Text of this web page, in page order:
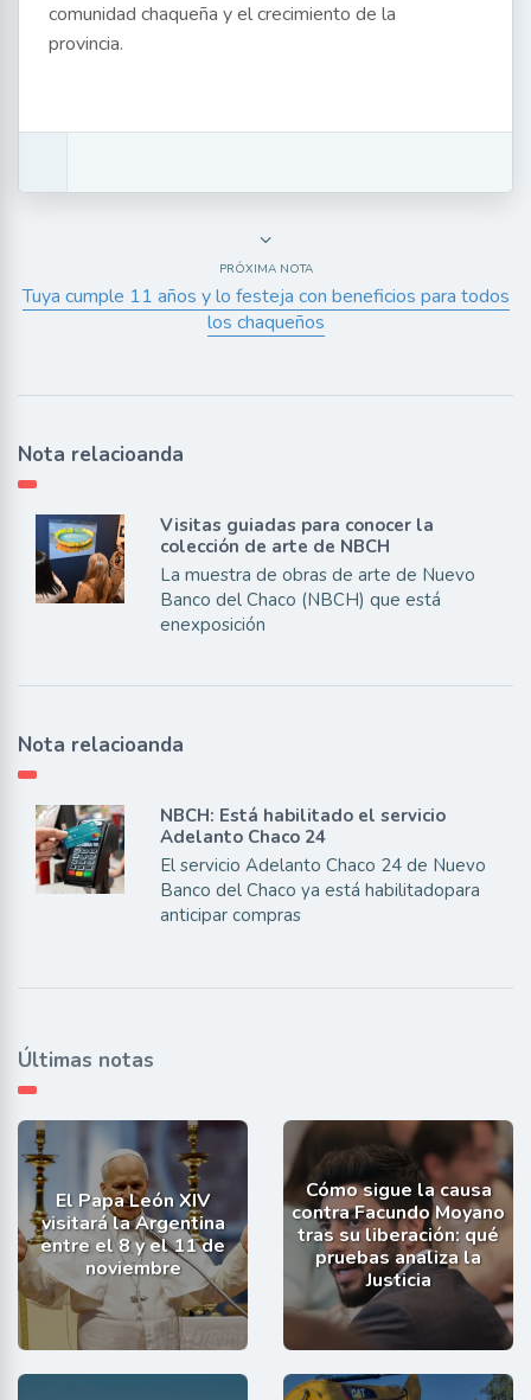
comunidad chaqueña y el crecimiento de la
provincia.
PRÓXIMA NOTA
Tuya cumple 11 años y lo festeja con beneficios para todos
los chaqueños
Nota relacioanda
Visitas guiadas para conocer la
colección de arte de NBCH
La muestra de obras de arte de Nuevo
Banco del Chaco (NBCH) que está
enexposición
Nota relacioanda
NBCH: Está habilitado el servicio
Adelanto Chaco 24
El servicio Adelanto Chaco 24 de Nuevo
Banco del Chaco ya está habilitadopara
anticipar compras
Últimas notas
El Papa León XIV
visitará la Argentina
entre el 8 y el 11 de
noviembre
Cómo sigue la causa
contra Facundo Moyano
tras su liberación: qué
pruebas analiza la
Justicia